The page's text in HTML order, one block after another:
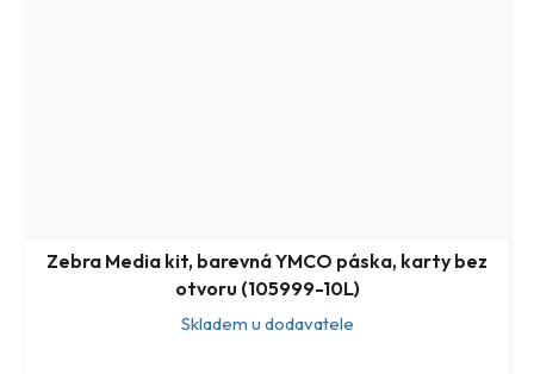
Zebra Media kit, barevná YMCO páska, karty bez
otvoru (105999-10L)
Skladem u dodavatele